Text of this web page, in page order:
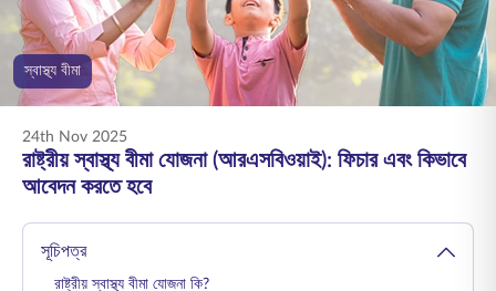
ENGLISH
অনলাইনে কিনুন প্রিমিয়াম পরিশোধ করুন
স্বাস্থ্য বীমা
24th Nov 2025
রাষ্ট্রীয় স্বাস্থ্য বীমা যোজনা (আরএসবিওয়াই): ফিচার এবং কিভাবে
আবেদন করতে হবে
সূচিপত্র
রাষ্ট্রীয় স্বাস্থ্য বীমা যোজনা কি?